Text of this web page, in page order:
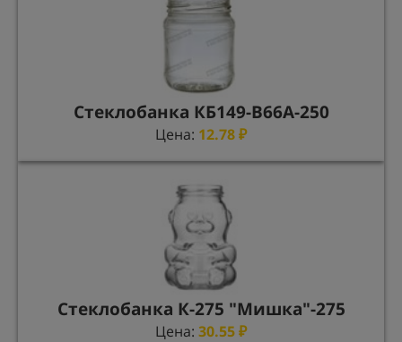
Стеклобанка КБ149-В66А-250
Цена: 12.78₽
Стеклобанка К-275 "Мишка"-275
Цена: 30.55₽